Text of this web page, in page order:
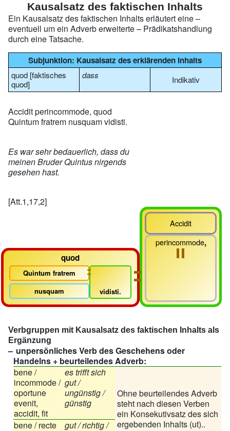
Kausalsatz des faktischen Inhalts
Ein Kausalsatz des faktischen Inhalts erläutert eine –
eventuell um ein Adverb erweiterte – Prädikatshandlung
durch eine Tatsache.
Subjunktion: Kausalsatz des erklärenden Inhalts
quod [faktisches
quod]
dass Indikativ
Accidit perincommode, quod
Quintum fratrem nusquam vidisti.
Es war sehr bedauerlich, dass du
meinen Bruder Quintus nirgends
gesehen hast.
[Att.1,17,2]
Accidit
perincommode,
quod
vidisti.
Quintum fratrem
nusquam
Verbgruppen mit Kausalsatz des faktischen Inhalts als
Ergänzung
unpersönliches Verb des Geschehens oder
Handelns + beurteilendes Adverb:
bene /
incommode /
oportune
evenit,
accidit, fit
es trifft sich
gut /
ungünstig /
günstig
Ohne beurteilendes Adverb
steht nach diesen Verben
ein Konsekutivsatz des sich
ergebenden Inhalts (ut)..
bene / recte
gut / richtig /